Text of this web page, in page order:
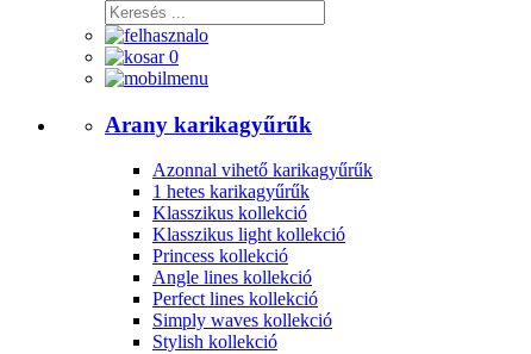
0
Arany karikagyűrűk
Azonnal vihető karikagyűrűk
1 hetes karikagyűrűk
Klasszikus kollekció
Klasszikus light kollekció
Princess kollekció
Angle lines kollekció
Perfect lines kollekció
Simply waves kollekció
Stylish kollekció